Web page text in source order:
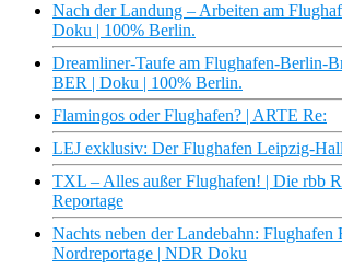
Nach der Landung – Arbeiten am
Doku | 100% Berlin.
Dreamliner-Taufe am Flughafen-Berlin-
BER | Doku | 100% Berlin.
Flamingos oder Flughafen? | ARTE Re:
LEJ exklusiv: Der Flughafen Leipzig-
TXL – Alles außer Flughafen! | Die rbb
Reportage
Nachts neben der Landebahn: Flughafen
Nordreportage | NDR Doku